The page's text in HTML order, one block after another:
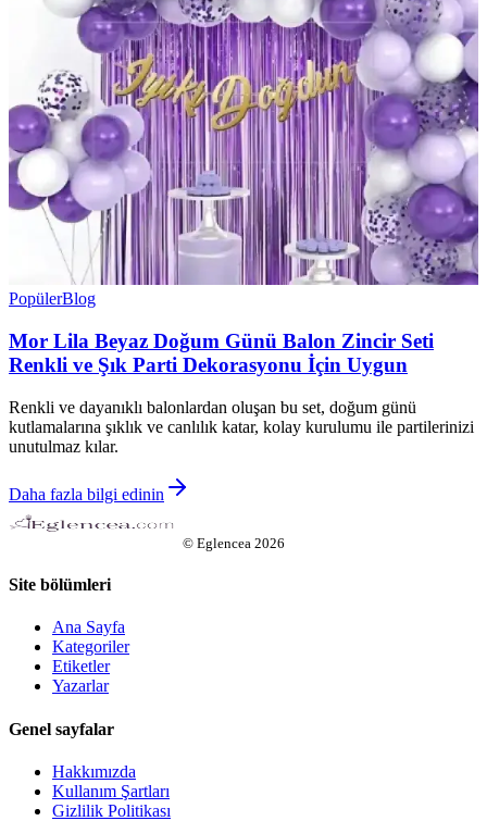
PopülerBlog
Mor Lila Beyaz Doğum Günü Balon Zincir Seti
Renkli ve Şık Parti Dekorasyonu İçin Uygun
Renkli ve dayanıklı balonlardan oluşan bu set, doğum günü
kutlamalarına şıklık ve canlılık katar, kolay kurulumu ile partilerinizi
unutulmaz kılar.
Daha fazla bilgi edinin
© Eglencea 2026
Site bölümleri
Ana Sayfa
Kategoriler
Etiketler
Yazarlar
Genel sayfalar
Hakkımızda
Kullanım Şartları
Gizlilik Politikası